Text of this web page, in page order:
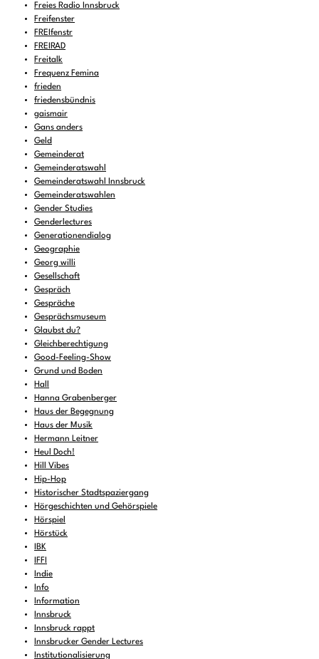
Freies Radio Innsbruck
Freifenster
FREIfenstr
FREIRAD
Freitalk
Frequenz Femina
frieden
friedensbündnis
gaismair
Gans anders
Geld
Gemeinderat
Gemeinderatswahl
Gemeinderatswahl Innsbruck
Gemeinderatswahlen
Gender Studies
Genderlectures
Generationendialog
Geographie
Georg willi
Gesellschaft
Gespräch
Gespräche
Gesprächsmuseum
Glaubst du?
Gleichberechtigung
Good-Feeling-Show
Grund und Boden
Hall
Hanna Grabenberger
Haus der Begegnung
Haus der Musik
Hermann Leitner
Heul Doch!
Hill Vibes
Hip-Hop
Historischer Stadtspaziergang
Hörgeschichten und Gehörspiele
Hörspiel
Hörstück
IBK
IFFI
Indie
Info
Information
Innsbruck
Innsbruck rappt
Innsbrucker Gender Lectures
Institutionalisierung